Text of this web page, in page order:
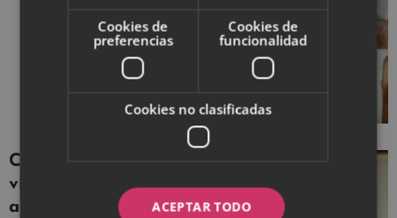
Cómo fortalecer el
vínculo madre-hija en la
adultez
Cookies de
preferencias
Cookies de
funcionalidad
Cookies no clasificadas
ACEPTAR TODO